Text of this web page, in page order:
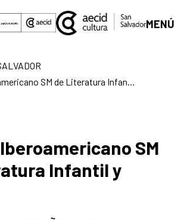
principal
MENÚ
SM
Infantil y